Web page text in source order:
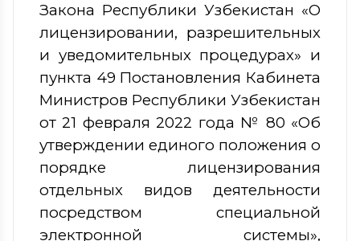
Закона Республики Узбекистан «О
лицензировании, разрешительных
и уведомительных процедурах» и
пункта 49 Постановления Кабинета
Министров Республики Узбекистан
от 21 февраля 2022 года № 80 «Об
утверждении единого положения о
порядке лицензирования
отдельных видов деятельности
посредством специальной
электронной системы»,